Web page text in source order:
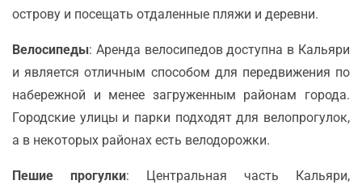
острову и посещать отдаленные пляжи и деревни.
Велосипеды: Аренда велосипедов доступна в Кальяри
и является отличным способом для передвижения по
набережной и менее загруженным районам города.
Городские улицы и парки подходят для велопрогулок,
а в некоторых районах есть велодорожки.
Пешие прогулки: Центральная часть Кальяри,